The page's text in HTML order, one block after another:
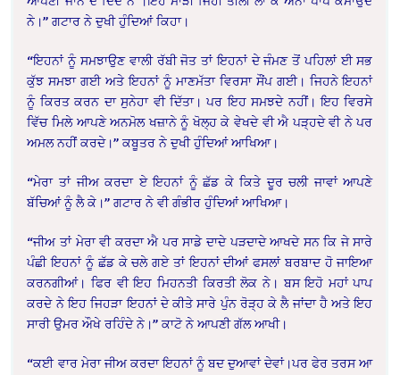
ਨੇ।” ਗਟਾਰ ਨੇ ਦੁਖੀ ਹੁੰਦਿਆਂ ਕਿਹਾ।
“ਇਹਨਾਂ ਨੂੰ ਸਮਝਾਉਣ ਵਾਲੀ ਰੱਬੀ ਜੋਤ ਤਾਂ ਇਹਨਾਂ ਦੇ ਜੰਮਣ ਤੋਂ ਪਹਿਲਾਂ ਈ ਸਭ
ਕੁੱਝ ਸਮਝਾ ਗਈ ਅਤੇ ਇਹਨਾਂ ਨੂੰ ਮਾਣਮੱਤਾ ਵਿਰਸਾ ਸੌਂਪ ਗਈ। ਜਿਹਨੇ ਇਹਨਾਂ
ਨੂੰ ਕਿਰਤ ਕਰਨ ਦਾ ਸੁਨੇਹਾ ਵੀ ਦਿੱਤਾ। ਪਰ ਇਹ ਸਮਝਦੇ ਨਹੀਂ। ਇਹ ਵਿਰਸੇ
ਵਿੱਚ ਮਿਲੇ ਆਪਣੇ ਅਨਮੋਲ ਖਜ਼ਾਨੇ ਨੂੰ ਖੋਲ੍ਹ ਕੇ ਵੇਖਦੇ ਵੀ ਐ ਪੜ੍ਹਦੇ ਵੀ ਨੇ ਪਰ
ਅਮਲ ਨਹੀਂ ਕਰਦੇ।” ਕਬੂਤਰ ਨੇ ਦੁਖੀ ਹੁੰਦਿਆਂ ਆਖਿਆ।
“ਮੇਰਾ ਤਾਂ ਜੀਅ ਕਰਦਾ ਏ ਇਹਨਾਂ ਨੂੰ ਛੱਡ ਕੇ ਕਿਤੇ ਦੂਰ ਚਲੀ ਜਾਵਾਂ ਆਪਣੇ
ਬੱਚਿਆਂ ਨੂੰ ਲੈ ਕੇ।” ਗਟਾਰ ਨੇ ਵੀ ਗੰਭੀਰ ਹੁੰਦਿਆਂ ਆਖਿਆ।
“ਜੀਅ ਤਾਂ ਮੇਰਾ ਵੀ ਕਰਦਾ ਐ ਪਰ ਸਾਡੇ ਦਾਦੇ ਪੜਦਾਦੇ ਆਖਦੇ ਸਨ ਕਿ ਜੇ ਸਾਰੇ
ਪੰਛੀ ਇਹਨਾਂ ਨੂੰ ਛੱਡ ਕੇ ਚਲੇ ਗਏ ਤਾਂ ਇਹਨਾਂ ਦੀਆਂ ਫਸਲਾਂ ਬਰਬਾਦ ਹੋ ਜਾਇਆ
ਕਰਨਗੀਆਂ। ਫਿਰ ਵੀ ਇਹ ਮਿਹਨਤੀ ਕਿਰਤੀ ਲੋਕ ਨੇ। ਬਸ ਇਹੋ ਮਹਾਂ ਪਾਪ
ਕਰਦੇ ਨੇ ਇਹ ਜਿਹੜਾ ਇਹਨਾਂ ਦੇ ਕੀਤੇ ਸਾਰੇ ਪੁੰਨ ਰੋੜ੍ਹ ਕੇ ਲੈ ਜਾਂਦਾ ਹੈ ਅਤੇ ਇਹ
ਸਾਰੀ ਉਮਰ ਔਖੇ ਰਹਿੰਦੇ ਨੇ।” ਕਾਟੋ ਨੇ ਆਪਣੀ ਗੱਲ ਆਖੀ।
“ਕਈ ਵਾਰ ਮੇਰਾ ਜੀਅ ਕਰਦਾ ਇਹਨਾਂ ਨੂੰ ਬਦ ਦੁਆਵਾਂ ਦੇਵਾਂ।ਪਰ ਫੇਰ ਤਰਸ ਆ